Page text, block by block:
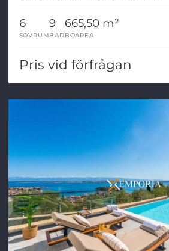
6
SOVRUM
9
BAD
665,50 m²
BOAREA
Pris vid förfrågan